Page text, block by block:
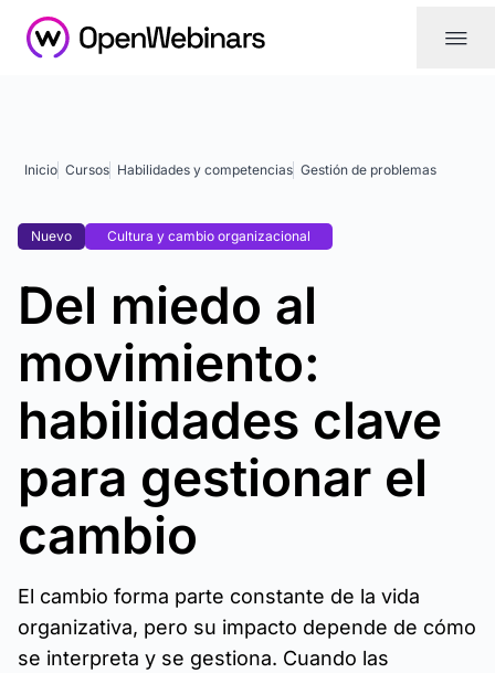
|||
Inicio Cursos Habilidades y competencias Gestión de problemas
Nuevo Cultura y cambio organizacional
Del miedo al
movimiento:
habilidades clave
para gestionar el
cambio
El cambio forma parte constante de la vida
organizativa, pero su impacto depende de cómo
se interpreta y se gestiona. Cuando las